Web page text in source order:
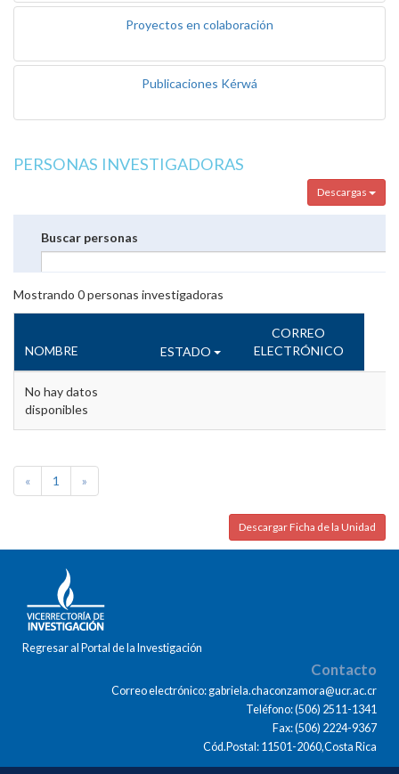
Proyectos en colaboración
Publicaciones Kérwá
PERSONAS INVESTIGADORAS
Descargas
Buscar personas
Mostrando 0personas investigadoras
NOMBRE ESTADO
CORREO
ELECTRÓNICO
No hay datos
disponibles
« 1 »
Descargar Ficha de la Unidad
Regresar al Portal de la Investigación
Contacto
Correo electrónico: gabriela.chaconzamora@ucr.ac.cr
Teléfono: (506) 2511-1341
Fax: (506) 2224-9367
Cód.Postal: 11501-2060,Costa Rica